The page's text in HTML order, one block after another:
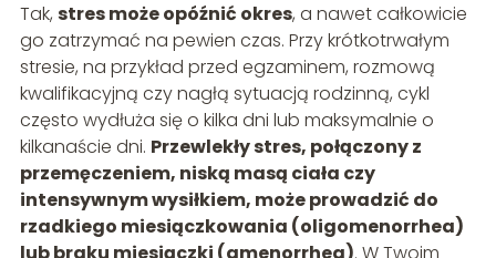
Tak, stres może opóźnić okres, a nawet całkowicie
go zatrzymać na pewien czas. Przy krótkotrwałym
stresie, na przykład przed egzaminem, rozmową
kwalifikacyjną czy nagłą sytuacją rodzinną, cykl
często wydłuża się o kilka dni lub maksymalnie o
kilkanaście dni. Przewlekły stres, połączony z
przemęczeniem, niską masą ciała czy
intensywnym wysiłkiem, może prowadzić do
rzadkiego miesiączkowania (oligomenorrhea)